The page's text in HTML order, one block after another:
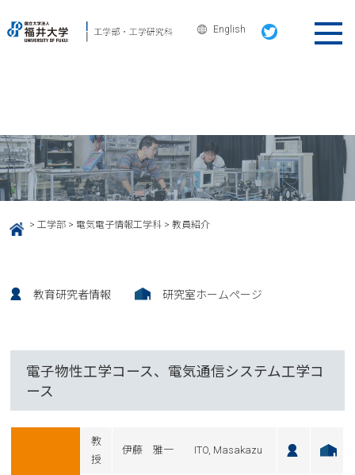
English
HOME > 工学部> 電気電子情報工学科> 教員紹介
教育研究者情報 研究室ホームページ
電子物性工学コース、電気通信システム工学コ
ース
教
授
伊藤 雅一 ITO, Masakazu